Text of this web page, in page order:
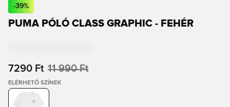
-39%
PUMA PÓLÓ CLASS GRAPHIC - FEHÉR
7290 Ft 11 990 Ft
ELÉRHETŐ SZÍNEK